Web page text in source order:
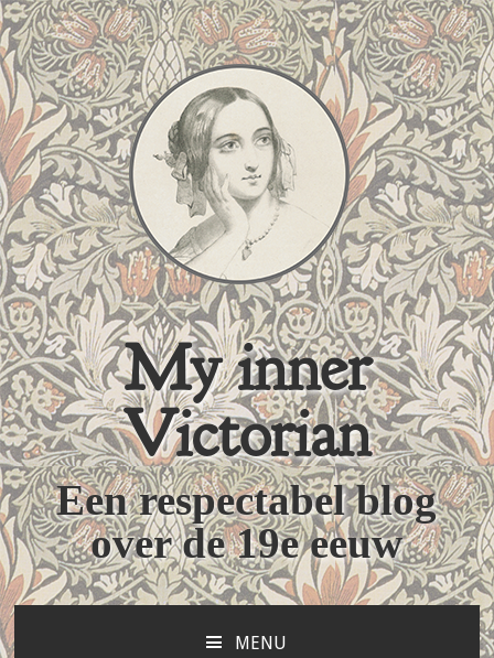
My inner
Victorian
Een respectabel blog
over de 19e eeuw
MENU